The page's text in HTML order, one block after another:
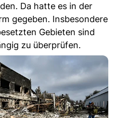
Da hatte es in der
gegeben. Insbesondere
Gebieten sind
zu überprüfen.